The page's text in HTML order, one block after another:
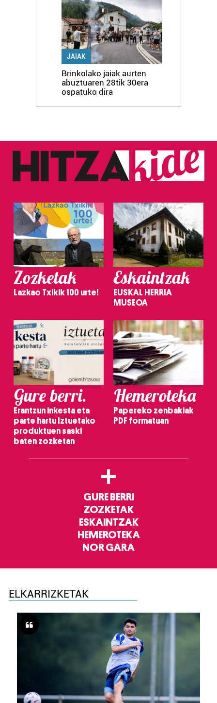
erabiltzen dituen hauta dezakezu.
Bazkide batzuek ez dizute baimenik eskatzen, eta beren
interes komertzial legitimoetan babesten dira. Ikusi gure
bazkideen zerrenda, beren ustez zein helburutarako
duten interes legitimoa eta horren aurka nola egin
dezakezun ikusteko.
Webgune honek cookie propioak eta hirugarrenen cookie-
fitxategiak erabiltzen ditu. Zure esperientzia eta
zerbitzuak hobetzeko asmoz, cookie teknologiaz
erabiltzeko baimen esplizitua ematen diguzu.Gehiago
irakurri
JAIAK
Brinkolako jaiak aurten
abuztuaren 28tik 30era
ospatuko dira
Zozketak
Lazkao Txikik 100 urte!
Eskaintzak
EUSKAL HERRIA
MUSEOA
Gure berri.
Erantzun inkesta eta
parte hartu Iztuetako
produktuen saski
baten zozketan
Hemeroteka
Papereko zenbakiak
PDF formatuan
+
GURE BERRI
ZOZKETAK
ESKAINTZAK
HEMEROTEKA
NOR GARA
ELKARRIZKETAK